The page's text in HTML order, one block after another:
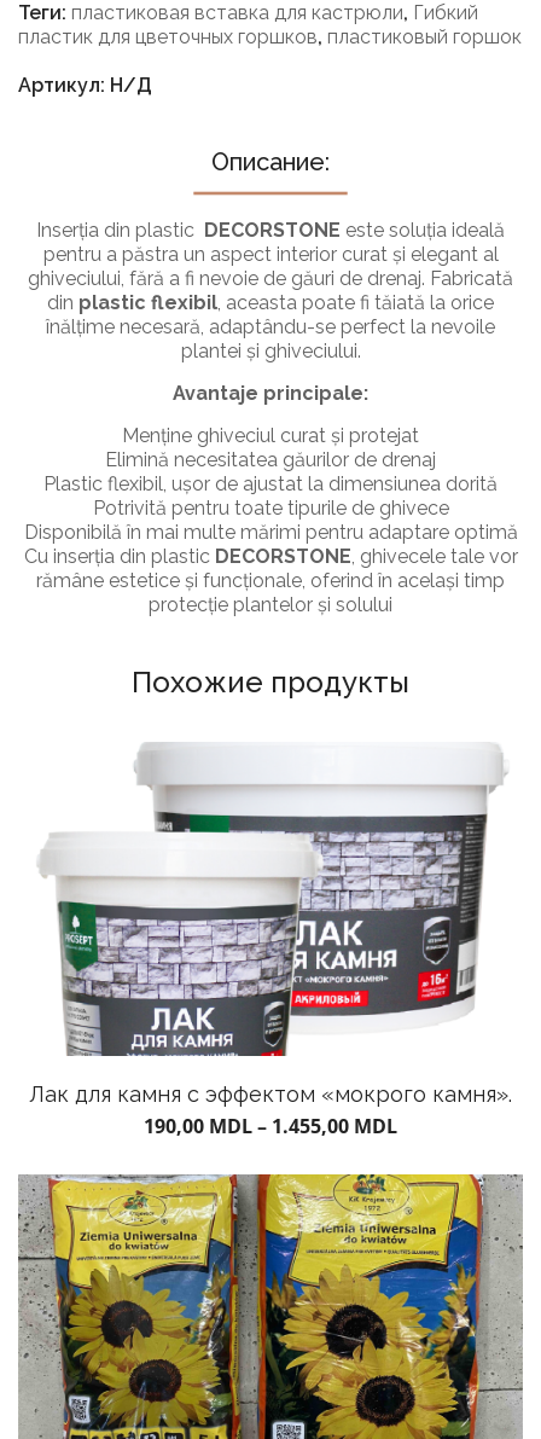
ГОРШКИ
Теги: пластиковая вставка для кастрюли, Гибкий
пластик для цветочных горшков, пластиковый горшок
Артикул: Н/Д
Описание:
Inserția din plastic DECORSTONE este soluția ideală
pentru a păstra un aspect interior curat și elegant al
ghiveciului, fără a fi nevoie de găuri de drenaj. Fabricată
din plastic flexibil, aceasta poate fi tăiată la orice
înălțime necesară, adaptându-se perfect la nevoile
plantei și ghiveciului.
Avantaje principale:
Menține ghiveciul curat și protejat
Elimină necesitatea găurilor de drenaj
Plastic flexibil, ușor de ajustat la dimensiunea dorită
Potrivită pentru toate tipurile de ghivece
Disponibilă în mai multe mărimi pentru adaptare optimă
Cu inserția din plastic DECORSTONE, ghivecele tale vor
rămâne estetice și funcționale, oferind în același timp
protecție plantelor și solului
Похожие продукты
Лак для камня с эффектом «мокрого камня».
190,00 MDL– 1.455,00 MDL